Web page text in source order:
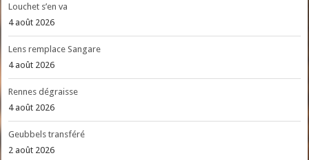
Louchet s’en va
4 août 2026
Lens remplace Sangare
4 août 2026
Rennes dégraisse
4 août 2026
Geubbels transféré
2 août 2026